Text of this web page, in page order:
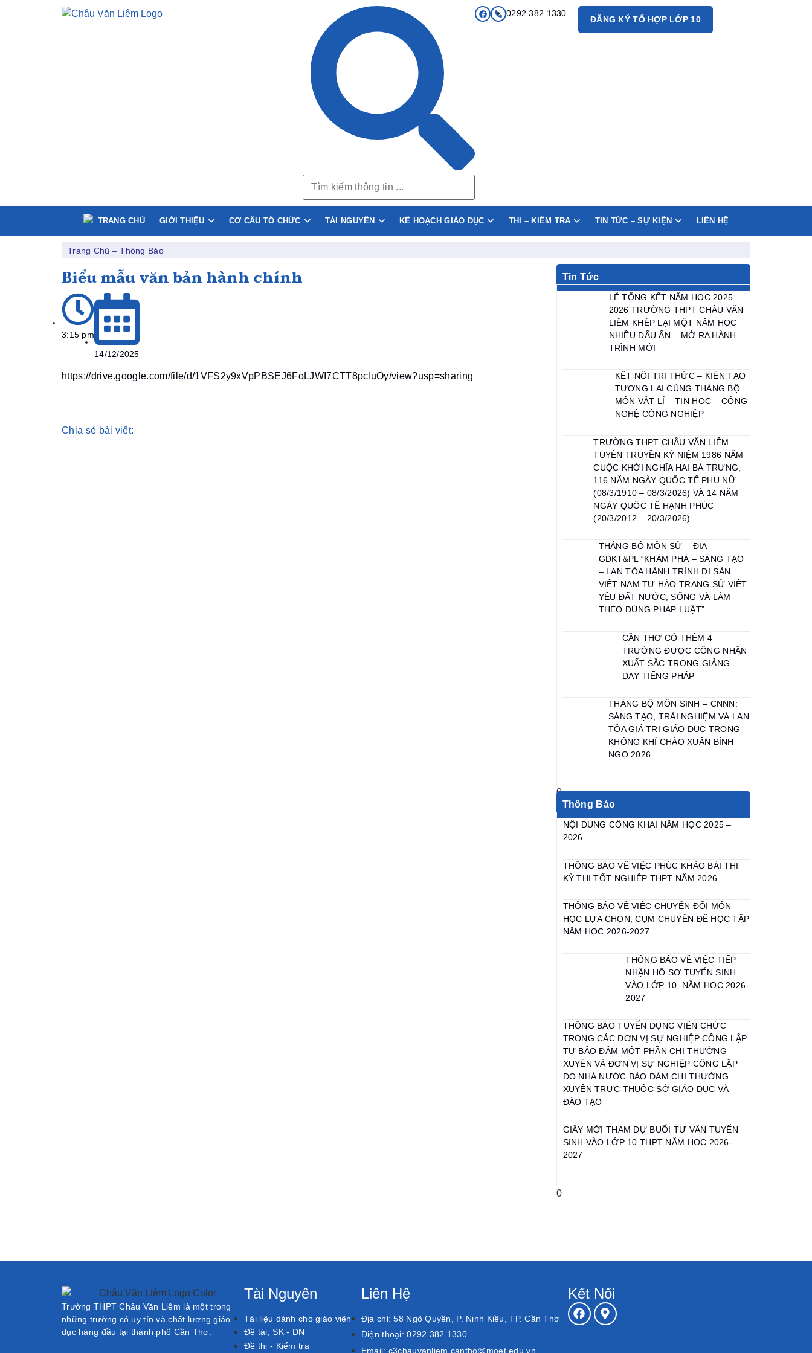
0292.382.1330
ĐĂNG KÝ TỔ HỢP LỚP 10
TRANG CHỦ GIỚI THIỆU CƠ CẤU TỔ CHỨC TÀI NGUYÊN KẾ HOẠCH GIÁO DỤC THI – KIỂM TRA TIN TỨC – SỰ KIỆN LIÊN HỆ
Trang Chủ –Thông Báo
Biểu mẫu văn bản hành chính
3:15 pm
14/12/2025
https://drive.google.com/file/d/1VFS2y9xVpPBSEJ6FoLJWI7CTT8pcIuOy/view?usp=sharing
Chia sẻ bài viết:
Tin Tức
LỄ TỔNG KẾT NĂM HỌC 2025–
2026 TRƯỜNG THPT CHÂU VĂN
LIÊM KHÉP LẠI MỘT NĂM HỌC
NHIỀU DẤU ẤN – MỞ RA HÀNH
TRÌNH MỚI
KẾT NỐI TRI THỨC – KIẾN TẠO
TƯƠNG LAI CÙNG THÁNG BỘ
MÔN VẬT LÍ – TIN HỌC – CÔNG
NGHỆ CÔNG NGHIỆP
TRƯỜNG THPT CHÂU VĂN LIÊM
TUYÊN TRUYỀN KỶ NIỆM 1986 NĂM
CUỘC KHỞI NGHĨA HAI BÀ TRƯNG,
116 NĂM NGÀY QUỐC TẾ PHỤ NỮ
(08/3/1910 – 08/3/2026) VÀ 14 NĂM
NGÀY QUỐC TẾ HẠNH PHÚC
(20/3/2012 – 20/3/2026)
THÁNG BỘ MÔN SỬ – ĐỊA –
GDKT&PL “KHÁM PHÁ – SÁNG TẠO
– LAN TỎA HÀNH TRÌNH DI SẢN
VIỆT NAM TỰ HÀO TRANG SỬ VIỆT
YÊU ĐẤT NƯỚC, SỐNG VÀ LÀM
THEO ĐÚNG PHÁP LUẬT”
CẦN THƠ CÓ THÊM 4
TRƯỜNG ĐƯỢC CÔNG NHẬN
XUẤT SẮC TRONG GIẢNG
DẠY TIẾNG PHÁP
THÁNG BỘ MÔN SINH – CNNN:
SÁNG TẠO, TRẢI NGHIỆM VÀ LAN
TỎA GIÁ TRỊ GIÁO DỤC TRONG
KHÔNG KHÍ CHÀO XUÂN BÍNH
NGỌ 2026
Thông Báo
NỘI DUNG CÔNG KHAI NĂM HỌC 2025 –
2026
THÔNG BÁO VỀ VIỆC PHÚC KHẢO BÀI THI
KỲ THI TỐT NGHIỆP THPT NĂM 2026
THÔNG BÁO VỀ VIỆC CHUYỂN ĐỔI MÔN
HỌC LỰA CHỌN, CỤM CHUYÊN ĐỀ HỌC TẬP
NĂM HỌC 2026-2027
THÔNG BÁO VỀ VIỆC TIẾP
NHẬN HỒ SƠ TUYỂN SINH
VÀO LỚP 10, NĂM HỌC 2026-
2027
THÔNG BÁO TUYỂN DỤNG VIÊN CHỨC
TRONG CÁC ĐƠN VỊ SỰ NGHIỆP CÔNG LẬP
TỰ BẢO ĐẢM MỘT PHẦN CHI THƯỜNG
XUYÊN VÀ ĐƠN VỊ SỰ NGHIỆP CÔNG LẬP
DO NHÀ NƯỚC BẢO ĐẢM CHI THƯỜNG
XUYÊN TRỰC THUỘC SỞ GIÁO DỤC VÀ
ĐÀO TẠO
GIẤY MỜI THAM DỰ BUỔI TƯ VẤN TUYỂN
SINH VÀO LỚP 10 THPT NĂM HỌC 2026-
2027
Trường THPT Châu Văn Liêm là một trong
những trường có uy tín và chất lượng giáo
dục hàng đầu tại thành phố Cần Thơ.
Tài Nguyên
Tài liệu dành cho giáo viên
Đề tài, SK - DN
Đề thi - Kiểm tra
Liên Hệ
Địa chỉ: 58 Ngô Quyền, P. Ninh Kiều, TP. Cần Thơ
Điện thoại: 0292.382.1330
Email: c3chauvanliem.cantho@moet.edu.vn
Kết Nối